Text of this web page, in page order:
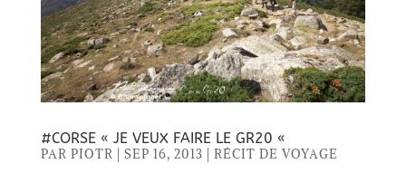
#CORSE « JE VEUX FAIRE LE GR20 «
PAR PIOTR SEP 16, 2013 RÉCIT DE VOYAGE